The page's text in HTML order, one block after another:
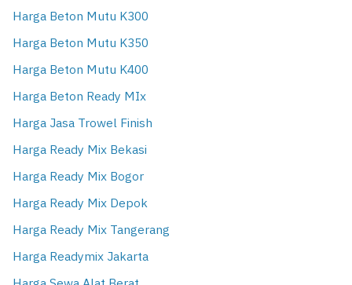
Harga Beton Mutu K300
Harga Beton Mutu K350
Harga Beton Mutu K400
Harga Beton Ready MIx
Harga Jasa Trowel Finish
Harga Ready Mix Bekasi
Harga Ready Mix Bogor
Harga Ready Mix Depok
Harga Ready Mix Tangerang
Harga Readymix Jakarta